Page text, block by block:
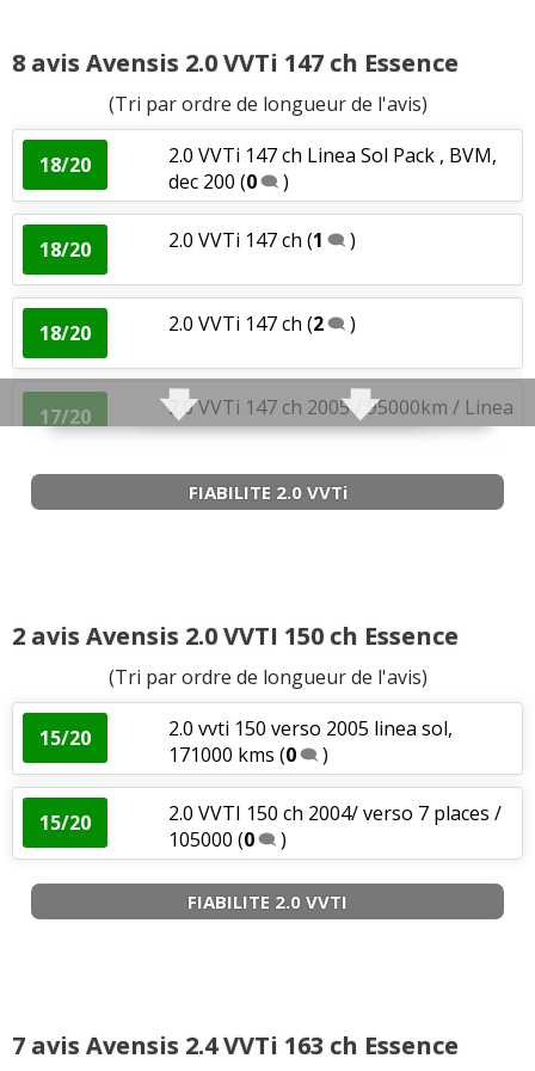
8 avis Avensis 2.0 VVTi 147 ch Essence
(Tri par ordre de longueur de l'avis)
18/20
2.0 VVTi 147 ch Linea Sol Pack , BVM,
dec 200 (0 )
18/20 2.0 VVTi 147 ch (1 )
18/20 2.0 VVTi 147 ch (2 )
17/20
2.0 VVTi 147 ch 2005 / 95000km / Linea
Sol Pa(0)
2.0 VVTi 147 ch linea sol pack 2004,
130 000(0)
Techno, 5 p(0)
2.0 VVTI 147 essence 2003
Fiabilité aiment
Prix pièces détach.:1n'aime pas
Agrément:1aime
FIABILITE 2.0 VVTi
2 avis Avensis 2.0 VVTI 150 ch Essence
(Tri par ordre de longueur de l'avis)
15/20
2.0 vvti 150 verso 2005 linea sol,
171000 kms (0 )
15/20
2.0 VVTI 150 ch 2004/ verso 7 places /
105000 (0 )
FIABILITE 2.0 VVTI
7 avis Avensis 2.4 VVTi 163 ch Essence